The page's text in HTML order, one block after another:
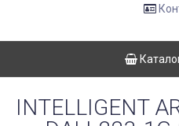
INTELLIGENT